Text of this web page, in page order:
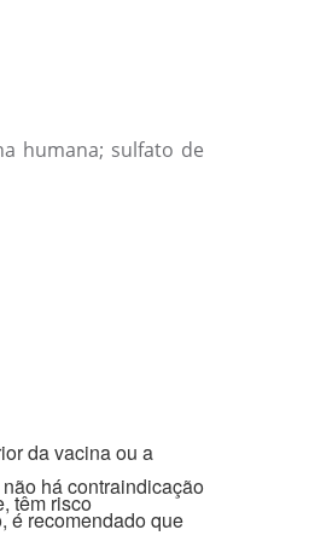
humana; sulfato de
da vacina ou a
há contraindicação
têm risco
é recomendado que